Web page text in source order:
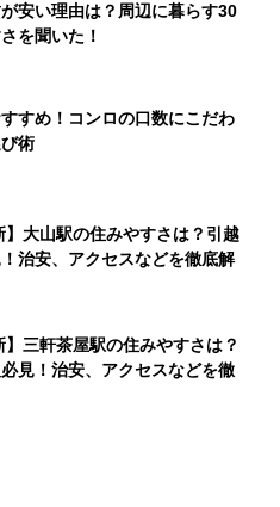
安い理由は？周辺に暮らす30
を聞いた！
すめ！コンロの口数にこだわ
術
】大山駅の住みやすさは？引越
治安、アクセスなどを徹底解
】三軒茶屋駅の住みやすさは？
見！治安、アクセスなどを徹